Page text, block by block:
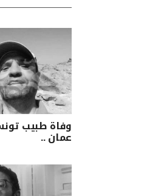
وفاة طبيب
عمان ..